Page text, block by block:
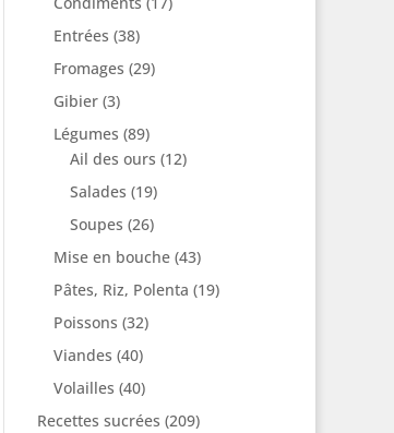
Entrées (38)
Fromages (29)
Gibier(3)
Légumes (89)
Ail des ours (12)
Salades (19)
Soupes (26)
Mise en bouche(43)
Pâtes, Riz, Polenta (19)
Poissons (32)
Viandes (40)
Volailles (40)
Recettes sucrées (209)